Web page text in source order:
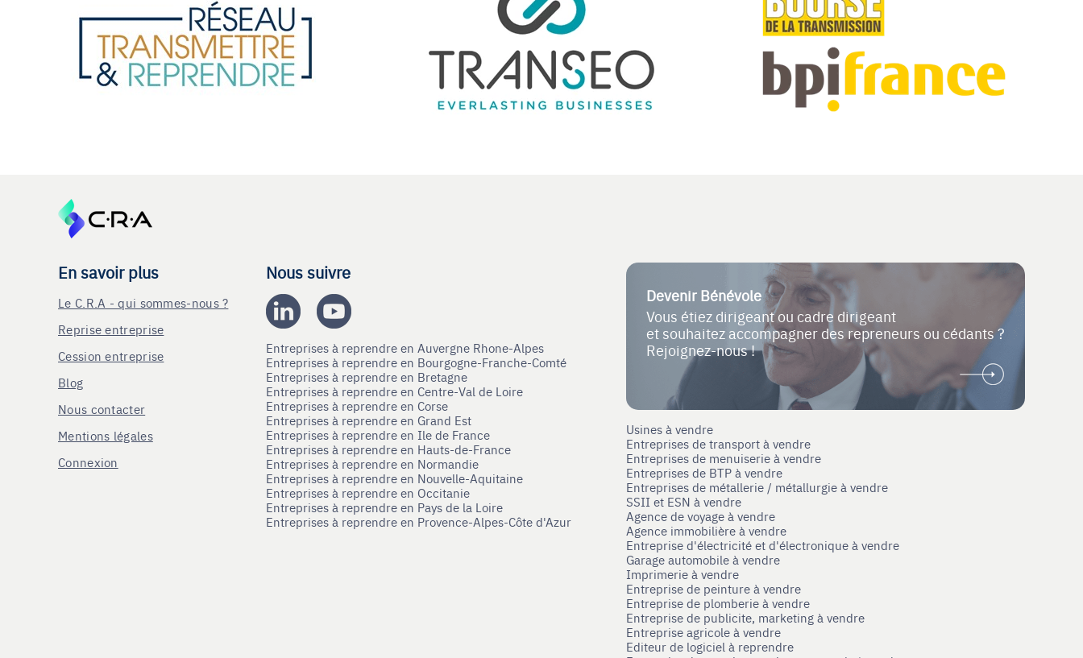
En savoir plus
Le C.R.A - qui sommes-nous ?
Reprise entreprise
Cession entreprise
Blog
Nous contacter
Mentions légales
Connexion
Nous suivre
Entreprises à reprendre en Auvergne Rhone-Alpes
Entreprises à reprendre en Bourgogne-Franche-Comté
Entreprises à reprendre en Bretagne
Entreprises à reprendre en Centre-Val de Loire
Entreprises à reprendre en Corse
Entreprises à reprendre en Grand Est
Entreprises à reprendre en Ile de France
Entreprises à reprendre en Hauts-de-France
Entreprises à reprendre en Normandie
Entreprises à reprendre en Nouvelle-Aquitaine
Entreprises à reprendre en Occitanie
Entreprises à reprendre en Pays de la Loire
Entreprises à reprendre en Provence-Alpes-Côte d'Azur
Devenir Bénévole
Vous étiez dirigeant ou cadre dirigeant
et souhaitez accompagner des repreneurs ou cédants ?
Rejoignez-nous !
Usines à vendre
Entreprises de transport à vendre
Entreprises de menuiserie à vendre
Entreprises de BTP à vendre
Entreprises de métallerie / métallurgie à vendre
SSII et ESN à vendre
Agence de voyage à vendre
Agence immobilière à vendre
Entreprise d'électricité et d'électronique à vendre
Garage automobile à vendre
Imprimerie à vendre
Entreprise de peinture à vendre
Entreprise de plomberie à vendre
Entreprise de publicite, marketing à vendre
Entreprise agricole à vendre
Editeur de logiciel à reprendre